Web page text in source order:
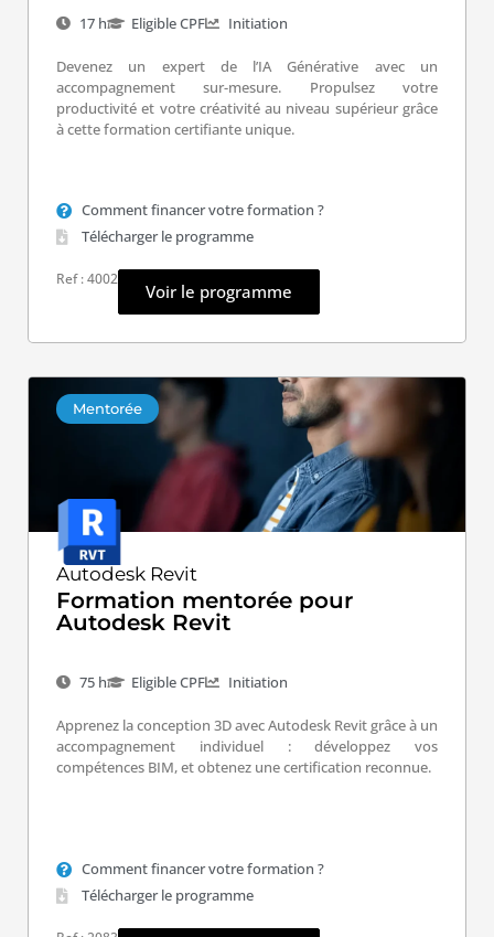
17 h Eligible CPF Initiation
Devenez un expert de l’IA Générative avec un
accompagnement sur-mesure. Propulsez votre
productivité et votre créativité au niveau supérieur grâce
à cette formation certifiante unique.
Comment financer votre formation ?
Télécharger le programme
Ref : 4002
Voir le programme
Mentorée
Autodesk Revit
Formation mentorée pour
Autodesk Revit
75 h Eligible CPF Initiation
Apprenez la conception 3D avec Autodesk Revit grâce à un
accompagnement individuel : développez vos
compétences BIM, et obtenez une certification reconnue.
Comment financer votre formation ?
Télécharger le programme